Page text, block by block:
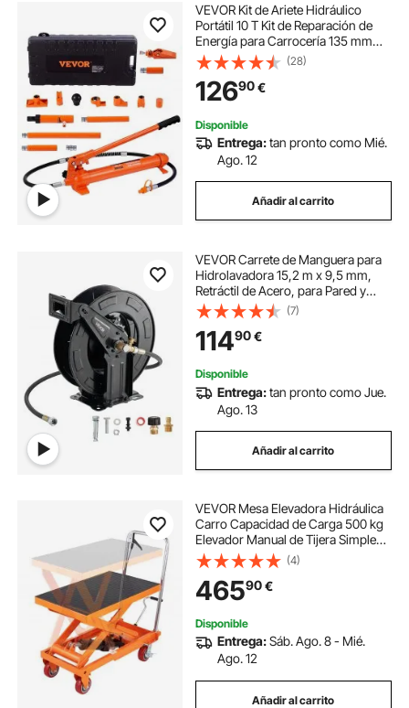
VEVOR Kit de Ariete Hidráulico
Portátil 10 T Kit de Reparación de
Energía para Carrocería 135 mm
Juego de Cilindros Hidráulicos con
4 Vástagos 100/195/300/500 mm
para Reparación de Coches
Construcción
(28)
12690€
Disponible
Entrega:tan pronto como Mié.
Ago. 12
Añadir al carrito
VEVOR Carrete de Manguera para
Hidrolavadora 15,2 m x 9,5 mm,
Retráctil de Acero, para Pared y
Suelo, 275,8 bar de Presión,
Rebobinado Automático para
Lavado de Coches, Suelos y
Jardines, Negro
(7)
11490€
Disponible
Entrega:tan pronto como Jue.
Ago. 13
Añadir al carrito
VEVOR Mesa Elevadora Hidráulica
Carro Capacidad de Carga 500 kg
Elevador Manual de Tijera Simple
Altura de Elevación 900 mm 4
Ruedas Cojín Antideslizante para
Manipulación Transporte
(4)
46590€
Disponible
Entrega:Sáb. Ago. 8 - Mié.
Ago. 12
Añadir al carrito